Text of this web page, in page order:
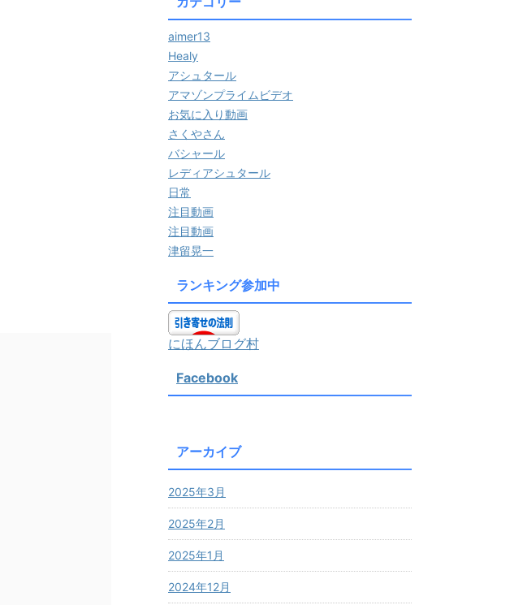
aimer13
Healy
アシュタール
アマゾンプライムビデオ
お気に入り動画
さくやさん
バシャール
レディアシュタール
日常
注目動画
注目動画
津留晃一
ランキング参加中
にほんブログ村
Facebook
アーカイブ
2025年3月
2025年2月
2025年1月
2024年12月